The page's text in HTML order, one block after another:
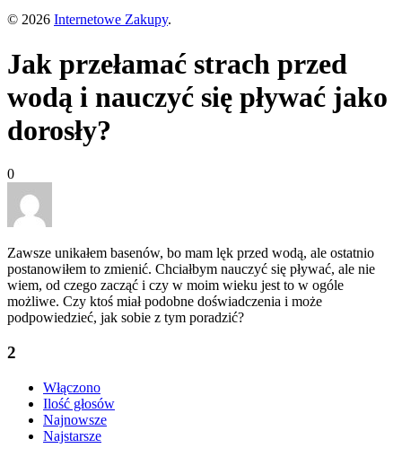
© 2026 Internetowe Zakupy.
Jak przełamać strach przed
wodą i nauczyć się pływać jako
dorosły?
0
Zawsze unikałem basenów, bo mam lęk przed wodą, ale ostatnio
postanowiłem to zmienić. Chciałbym nauczyć się pływać, ale nie
wiem, od czego zacząć i czy w moim wieku jest to w ogóle
możliwe. Czy ktoś miał podobne doświadczenia i może
podpowiedzieć, jak sobie z tym poradzić?
2
Włączono
Ilość głosów
Najnowsze
Najstarsze